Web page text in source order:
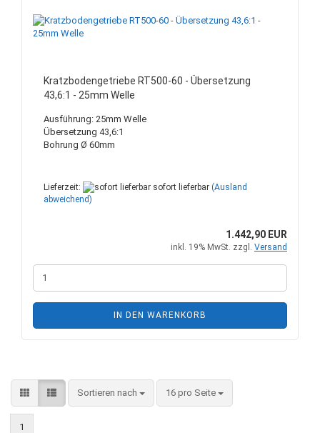
Kratzbodengetriebe RT500-60 - Übersetzung
43,6:1 - 25mm Welle
Ausführung: 25mm Welle
Übersetzung 43,6:1
Bohrung Ø 60mm
Lieferzeit: sofort lieferbar (Ausland
abweichend)
1.442,90 EUR
inkl. 19% MwSt. zzgl. Versand
IN DEN WARENKORB
Sortieren nach
Sortieren nach 16 pro Seite
pro Seite
1